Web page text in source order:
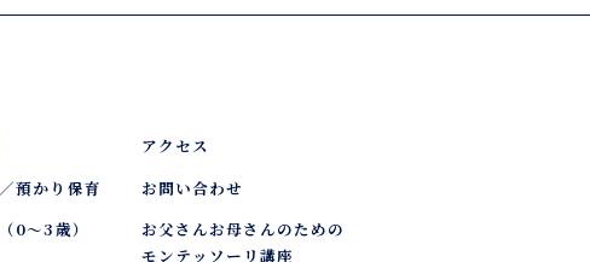
預かり保育
0～3歳）
アクセス
お問い合わせ
お父さんお母さんのための
モンテッソーリ講座